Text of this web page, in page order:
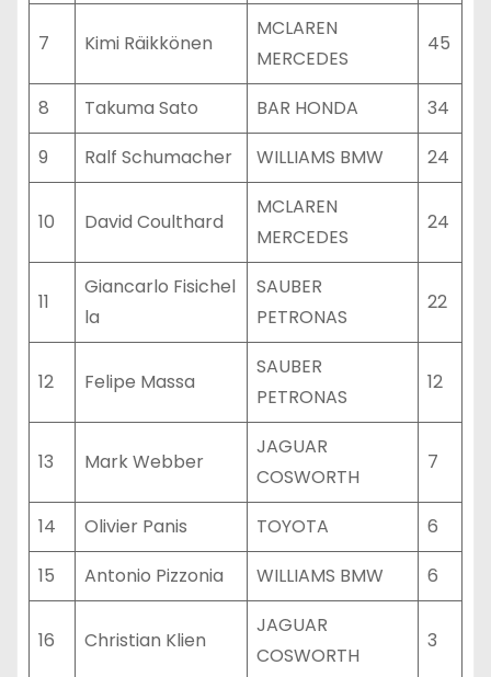
7 Kimi Räikkönen
MCLAREN
MERCEDES
45
8 Takuma Sato BAR HONDA
34
9
Ralf Schumacher WILLIAMS BMW 24
10 David Coulthard
MCLAREN
MERCEDES
24
11
Giancarlo Fisichel
la
SAUBER
PETRONAS
22
12 Felipe Massa
SAUBER
PETRONAS
12
13 Mark Webber
JAGUAR
COSWORTH
7
14 Olivier Panis TOYOTA
6
15
Antonio Pizzonia WILLIAMS BMW 6
16 Christian Klien
JAGUAR
COSWORTH
3